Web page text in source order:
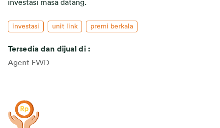
investasi masa datang.
investasi unit link premi berkala
Tersedia dan dijual di :
Agent FWD